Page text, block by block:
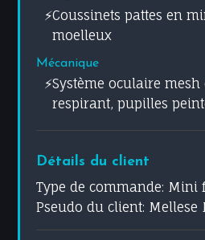
Coussinets pattes en
moelleux
Mécanique
Système oculaire mesh
respirant, pupilles
Détails du client
Type de commande: Mini
Pseudo du client: Mellese